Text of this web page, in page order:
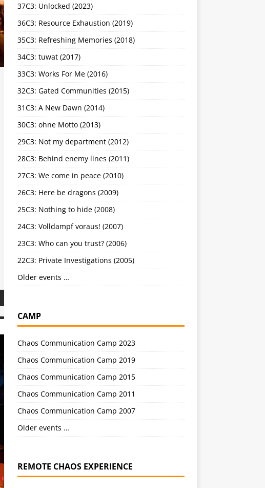
37C3: Unlocked (2023)
36C3: Resource Exhaustion (2019)
35C3: Refreshing Memories (2018)
34C3: tuwat (2017)
33C3: Works For Me (2016)
32C3: Gated Communities (2015)
31C3: A New Dawn (2014)
30C3: ohne Motto (2013)
29C3: Not my department (2012)
28C3: Behind enemy lines (2011)
27C3: We come in peace (2010)
26C3: Here be dragons (2009)
25C3: Nothing to hide (2008)
24C3: Volldampf voraus! (2007)
23C3: Who can you trust? (2006)
22C3: Private Investigations (2005)
Older events …
CAMP
Chaos Communication Camp 2023
Chaos Communication Camp 2019
Chaos Communication Camp 2015
Chaos Communication Camp 2011
Chaos Communication Camp 2007
Older events …
REMOTE CHAOS EXPERIENCE